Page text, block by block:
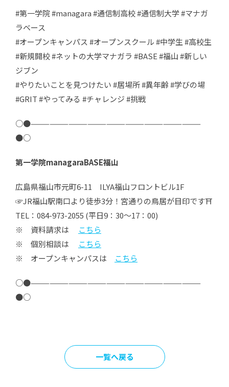
#第一学院 #managara #通信制高校 #通信制大学 #マナガ
ラベース
#オープンキャンパス #オープンスクール #中学生 #高校生
#新規開校 #ネットの大学マナガラ #BASE #福山 #新しい
ジブン
#やりたいことを見つけたい #居場所 #異年齢 #学びの場
#GRIT #やってみる #チャレンジ #挑戦
○●———————————————————————————
●○
第一学院managaraBASE福山
広島県福山市元町6-11 ILYA福山フロントビル1F
☞JR福山駅南口より徒歩3分！宮通りの鳥居が目印です⛩
TEL：084-973-2055 (平日9：30～17：00)
※ 資料請求は こちら
※ 個別相談は こちら
※ オープンキャンパスは こちら
○●———————————————————————————
●○
一覧へ戻る